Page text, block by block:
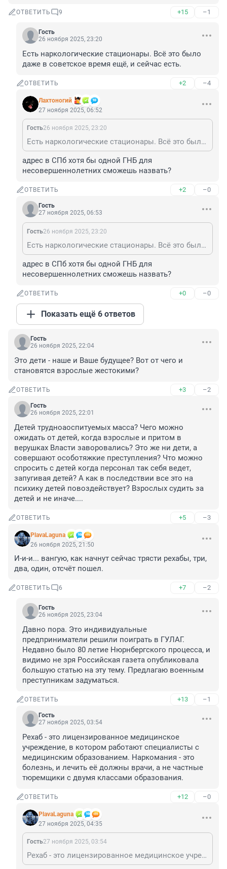
ОТВЕТИТЬ 9 +15 –1
Гость
26 ноября 2025, 23:20
Есть наркологические стационары. Всё это было
даже в советское время ещё, и сейчас есть.
ОТВЕТИТЬ +2 –4
Лахтоногий
27 ноября 2025, 06:52
Гость26 ноября 2025, 23:20
Есть наркологические стационары. Всё это было даже в советское время ещё, и сейчас есть.
адрес в СПб хотя бы одной ГНБ для
несовершеннолетних сможешь назвать?
ОТВЕТИТЬ +2 –0
Гость
27 ноября 2025, 06:53
Гость26 ноября 2025, 23:20
Есть наркологические стационары. Всё это было даже в советское время ещё, и сейчас есть.
адрес в СПб хотя бы одной ГНБ для
несовершеннолетних сможешь назвать?
ОТВЕТИТЬ +0 –0
Показать ещё 6 ответов
Гость
26 ноября 2025, 22:04
Это дети - наше и Ваше будущее? Вот от чего и
становятся взрослые жестокими?
ОТВЕТИТЬ +3 –2
Гость
26 ноября 2025, 22:01
Детей трудноаоспитуемых масса? Чего можно
ожидать от детей, когда взрослые и притом в
верушках Власти заворовались? Это же ни дети, а
совершают особотяжкие преступления? Что можно
спросить с детей когда персонал так себя ведет,
запугивая детей? А как в последствии все это на
психику детей повоздействует? Взрослых судить за
детей и не иначе....
ОТВЕТИТЬ +5 –3
PlavaLaguna
26 ноября 2025, 21:50
И-и-и... вангую, как начнут сейчас трясти рехабы, три,
два, один, отсчёт пошел.
ОТВЕТИТЬ 6 +7 –2
Гость
26 ноября 2025, 23:04
Давно пора. Это индивидуальные
предприниматели решили поиграть в ГУЛАГ.
Недавно было 80 летие Нюрнбергского процесса, и
видимо не зря Российская газета опубликовала
большую статью на эту тему. Предлагаю военным
преступникам задуматься.
ОТВЕТИТЬ +13 –1
Гость
27 ноября 2025, 03:54
Рехаб - это лицензированное медицинское
учреждение, в котором работают специалисты с
медицинским образованием. Наркомания - это
болезнь, и лечить её должны врачи, а не частные
тюремщики с двумя классами образования.
ОТВЕТИТЬ +12 –0
PlavaLaguna
27 ноября 2025, 04:35
Гость27 ноября 2025, 03:54
Рехаб - это лицензированное медицинское учреждение, в котором работают специалисты с медицинским образованием. Наркомания - это болезнь, и лечить её должны врачи, а не частные тюремщики с двумя классами образования.